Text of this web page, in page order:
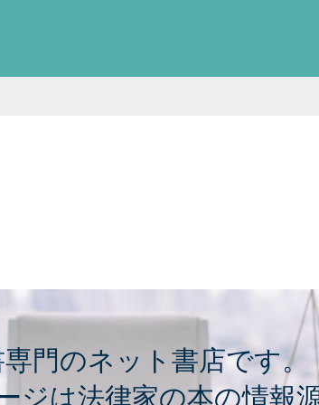
門のネット書店です。
ジは法律家の本の情報